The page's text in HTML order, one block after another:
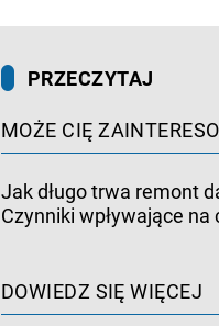
PRZECZYTAJ
MOŻE CIĘ
Jak długo trwa remont
Czynniki wpływające na
DOWIEDZ SIĘ WIĘCEJ